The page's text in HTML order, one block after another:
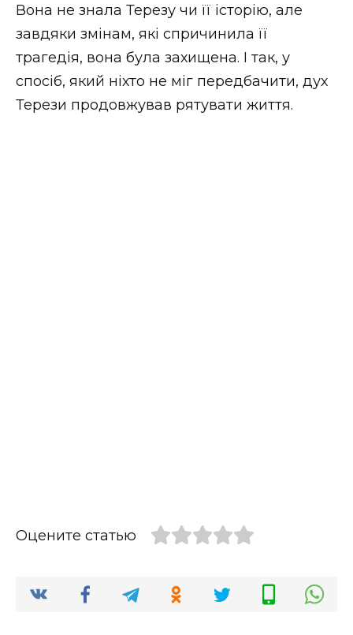
Вона не знала Терезу чи її історію, але
завдяки змінам, які спричинила її
трагедія, вона була захищена. І так, у
спосіб, який ніхто не міг передбачити, дух
Терези продовжував рятувати життя.
Оцените статью